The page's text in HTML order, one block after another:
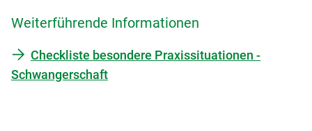
Weiterführende Informationen
Checkliste besondere Praxissituationen -
Schwangerschaft